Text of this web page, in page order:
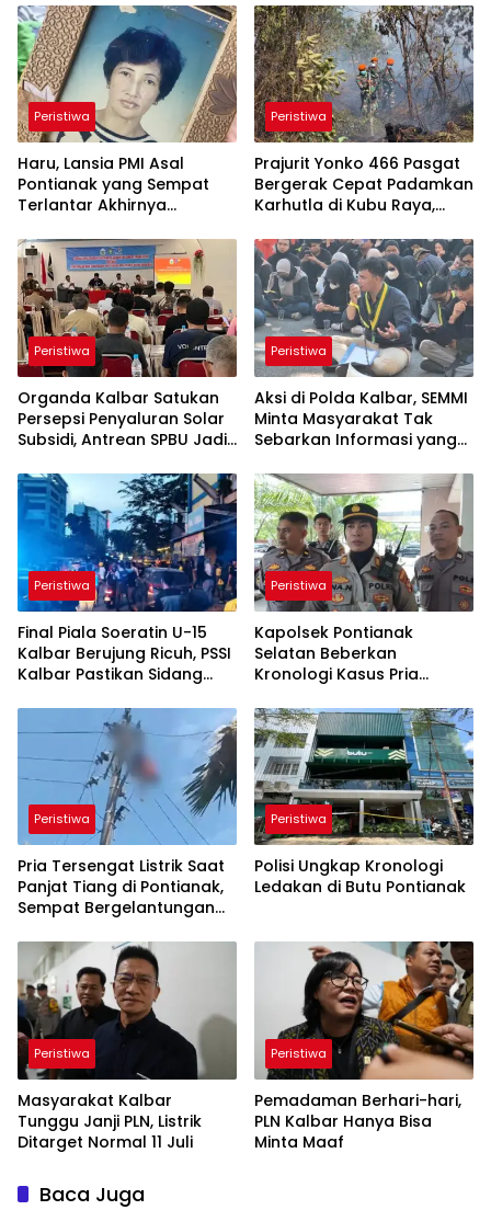
Peristiwa
Haru, Lansia PMI Asal
Pontianak yang Sempat
Terlantar Akhirnya
Anak Kandung
Peristiwa
Prajurit Yonko 466 Pasgat
Bergerak Cepat Padamkan
Karhutla di Kubu Raya,
Cegah Meluasnya Api
Peristiwa
Organda Kalbar Satukan
Persepsi Penyaluran Solar
Subsidi, Antrean SPBU Jadi
Peristiwa
Aksi di Polda Kalbar, SEMMI
Minta Masyarakat Tak
Sebarkan Informasi yang
Peristiwa
Final Piala Soeratin U-15
Kalbar Berujung Ricuh, PSSI
Kalbar Pastikan Sidang
Peristiwa
Kapolsek Pontianak
Selatan Beberkan
Kronologi Kasus Pria
Listrik
Peristiwa
Pria Tersengat Listrik Saat
Panjat Tiang di Pontianak,
Sempat Bergelantungan
Peristiwa
Polisi Ungkap Kronologi
Ledakan di Butu Pontianak
Peristiwa
Masyarakat Kalbar
Tunggu Janji PLN, Listrik
Ditarget Normal 11 Juli
Peristiwa
Pemadaman Berhari-hari,
PLN Kalbar Hanya Bisa
Minta Maaf
Baca Juga